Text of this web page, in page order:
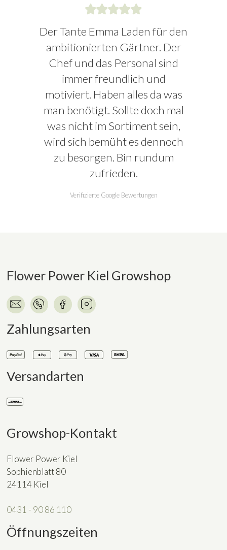
Der Tante Emma Laden für den
ambitionierten Gärtner. Der
Chef und das Personal sind
immer freundlich und
motiviert. Haben alles da was
man benötigt. Sollte doch mal
was nicht im Sortiment sein,
wird sich bemüht es dennoch
zu besorgen. Bin rundum
zufrieden.
Verifizierte Google Bewertungen
Flower Power Kiel Growshop
Zahlungsarten
Versandarten
Growshop-Kontakt
Flower Power Kiel
Sophienblatt 80
24114 Kiel
0431 - 90 86 110
Öffnungszeiten